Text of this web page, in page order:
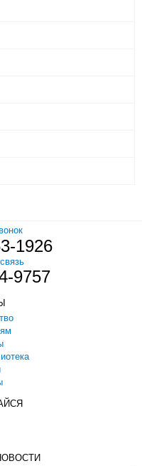
1926
9757